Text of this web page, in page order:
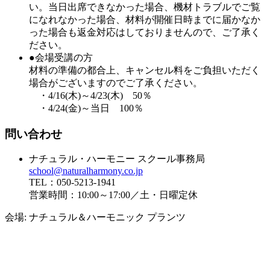
い。当日出席できなかった場合、機材トラブルでご覧
になれなかった場合、材料が開催日時までに届かなか
った場合も返金対応はしておりませんので、ご了承く
ださい。
●会場受講の方
材料の準備の都合上、キャンセル料をご負担いただく
場合がございますのでご了承ください。
・4/16(木)～4/23(木) 50％
・4/24(金)～当日 100％
問い合わせ
ナチュラル・ハーモニー スクール事務局
school@naturalharmony.co.jp
TEL：050-5213-1941
営業時間：10:00～17:00／土・日曜定休
会場: ナチュラル＆ハーモニック プランツ